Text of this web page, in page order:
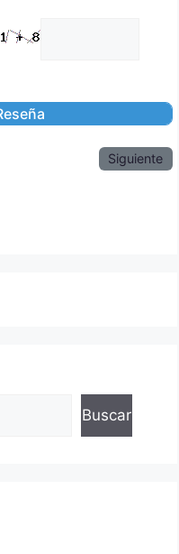
Siguiente
Buscar